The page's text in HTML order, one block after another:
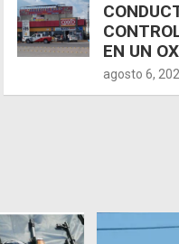
EN UN
agosto 6,